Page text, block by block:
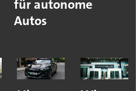
für autonome
Autos